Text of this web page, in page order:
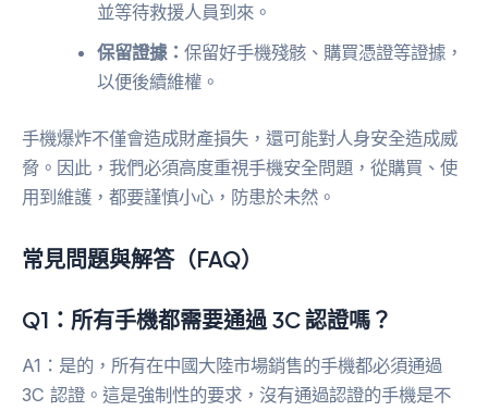
並等待救援人員到來。
保留證據：保留好手機殘骸、購買憑證等證據，
以便後續維權。
手機爆炸不僅會造成財產損失，還可能對人身安全造成威
脅。因此，我們必須高度重視手機安全問題，從購買、使
用到維護，都要謹慎小心，防患於未然。
常見問題與解答（FAQ）
Q1：所有手機都需要通過 3C 認證嗎？
A1：是的，所有在中國大陸市場銷售的手機都必須通過
3C 認證。這是強制性的要求，沒有通過認證的手機是不